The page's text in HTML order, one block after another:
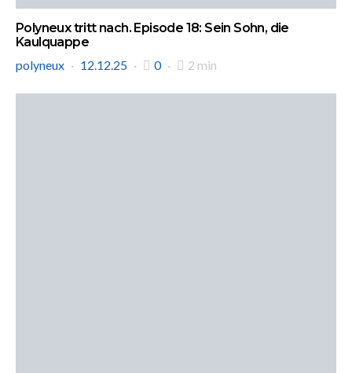
Polyneux tritt nach. Episode 18: Sein Sohn, die
Kaulquappe
polyneux
12.12.25 0 2 min